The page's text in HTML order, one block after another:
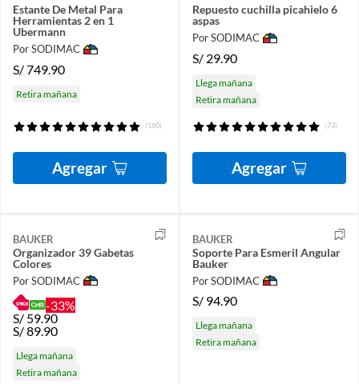
Estante De Metal Para
Herramientas 2 en 1
Ubermann
Por SODIMAC
S/749.90
Retira mañana
(160)
Agregar
Repuesto cuchilla picahielo 6
aspas
Por SODIMAC
S/ 29.90
Llega mañana
Retira mañana
(73)
Agregar
BAUKER
Organizador 39 Gabetas
Colores
Por SODIMAC
-33%
S/ 59.90
S/89.90
Llega mañana
Retira mañana
BAUKER
Soporte Para Esmeril Angular
Bauker
Por SODIMAC
S/ 94.90
Llega mañana
Retira mañana